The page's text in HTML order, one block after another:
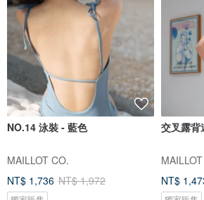
NO.14 泳裝 - 藍色
MAILLOT CO.
NT$ 1,736 NT$ 1,972
交叉露背
NT$